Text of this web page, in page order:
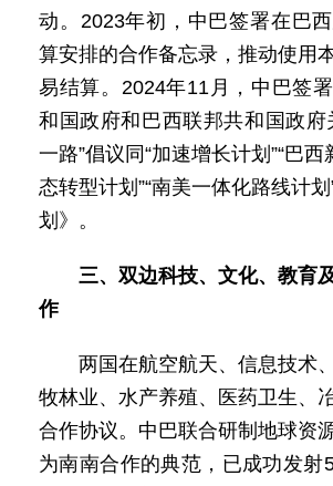
动。2023年初，中巴签署在巴
算安排的合作备忘录，推动使用
易结算。2024年11月，中巴签
和国政府和巴西联邦共和国政府
一路”倡议同“加速增长计划”“巴西
态转型计划”“南美一体化路线计
划》。
三、双边科技、文化、教育
作
两国在航空航天、信息技术
牧林业、水产养殖、医药卫生、
合作协议。中巴联合研制地球资
为南南合作的典范，已成功发射